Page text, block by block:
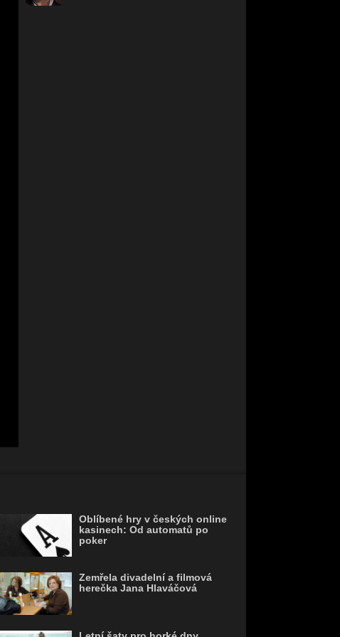
Oblíbené hry v českých online
kasinech: Od automatů po
poker
Zemřela divadelní a filmová
herečka Jana Hlaváčová